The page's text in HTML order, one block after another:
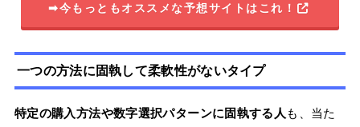
➡今もっともオススメな予想サイトはこれ！
一つの方法に固執して柔軟性がないタイプ
特定の購入方法や数字選択パターンに固執する人 も、当た